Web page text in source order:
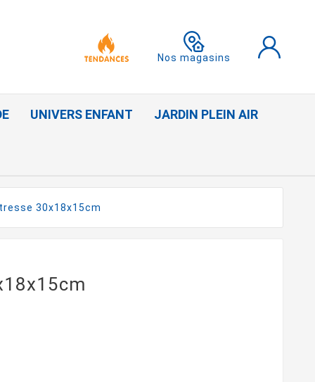
Nos magasins
UNIVERS ENFANT JARDIN PLEIN AIR
30x18x15cm